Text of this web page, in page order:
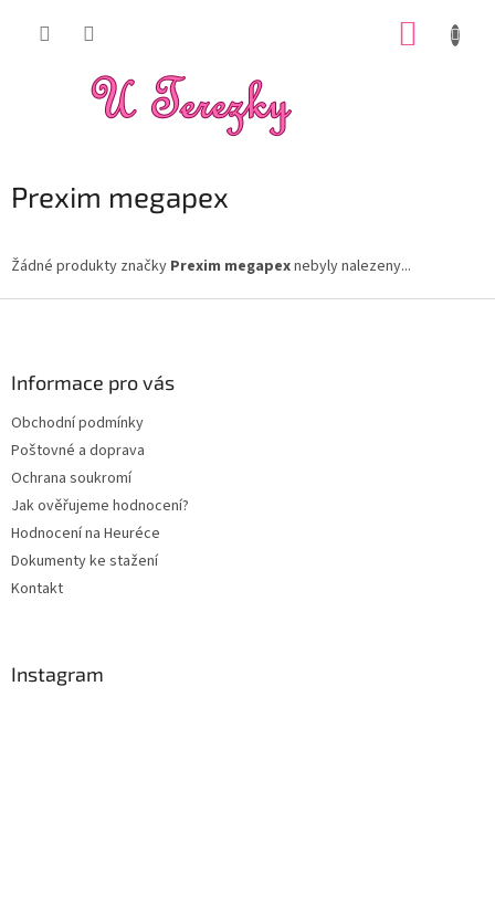
Prexim megapex
Žádné produkty značky Prexim megapexnebyly nalezeny...
Informace pro vás
Obchodní podmínky
Poštovné a doprava
Ochrana soukromí
Jak ověřujeme hodnocení?
Hodnocení na Heuréce
Dokumenty ke stažení
Kontakt
Instagram